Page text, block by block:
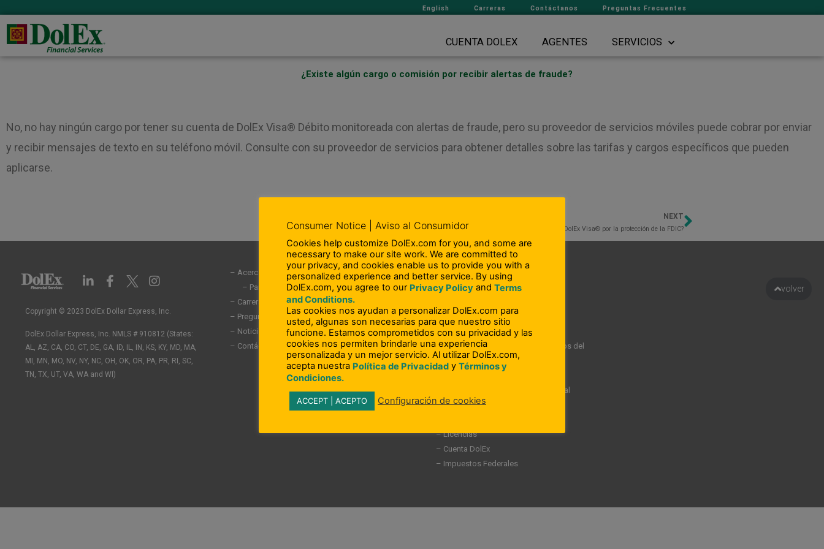
English Carreras Contáctanos Preguntas Frecuentes
CUENTA DOLEX AGENTES SERVICIOS
¿Existe algún cargo o comisión por recibir alertas de fraude?
No, no hay ningún cargo por tener su cuenta de DolEx Visa® Débito monitoreada con alertas de fraude, pero su proveedor de servicios móviles puede cobrar por enviar
y recibir mensajes de texto en su teléfono móvil. Consulte con su proveedor de servicios para obtener detalles sobre las tarifas y cargos específicos que pueden
aplicarse.
NEXT
¿Están asegurados los fondos en mi cuenta de tarjeta de débito DolEx Visa® por la protección de la FDIC?Next
L
i
k
d
i
n
-
F
a
e
o
o
k
-
I
n
t
g
r
a
Copyright © 2023 DolEx Dollar Express, Inc.
DolEx Dollar Express, Inc. NMLS # 910812 (States:
AL, AZ, CA, CO, CT, DE, GA, ID, IL, IN, KS, KY, MD, MA,
MI, MN, MO, NV, NY, NC, OH, OK, OR, PA, PR, RI, SC,
TN, TX, UT, VA, WA and WI)
– Acerca de Nosotros
– Participación en la comunidad
– Carreras
– Preguntas Frecuentes
– Noticias
– Contáctanos
– Departamento de Cumplimiento
– Terminos y Condiciones
– Acuerdo del Usuario
– Abuso a Ancianos
– Formulario de solicitud de derechos del
consumidor
– No Vendan mi Información Personal
– Disputas
– Licencias
– Cuenta DolEx
– Impuestos Federales
volver
Consumer Notice | Aviso al Consumidor
Cookies help customize DolEx.com for you, and some are
necessary to make our site work. We are committed to
your privacy, and cookies enable us to provide you with a
personalized experience and better service. By using
DolEx.com, you agree to our Privacy Policy and Terms
and Conditions.
Las cookies nos ayudan a personalizar DolEx.com para
usted, algunas son necesarias para que nuestro sitio
funcione. Estamos comprometidos con su privacidad y las
cookies nos permiten brindarle una experiencia
personalizada y un mejor servicio. Al utilizar DolEx.com,
acepta nuestra Política de Privacidad y Términos y
Condiciones.
ACCEPT | ACEPTO Configuración de cookies